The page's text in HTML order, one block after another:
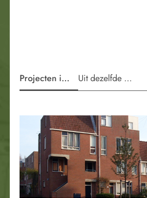
Projecten in de wijkUit dezelfde periode